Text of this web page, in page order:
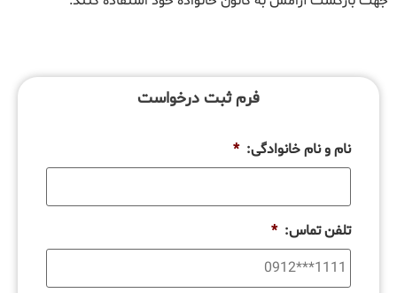
فرم ثبت درخواست
نام و نام خانوادگی: *
تلفن تماس: *